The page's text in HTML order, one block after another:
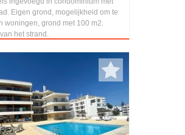
Eigen grond, mogelijkheid om te
woningen, grond met 100 m2.
het strand.